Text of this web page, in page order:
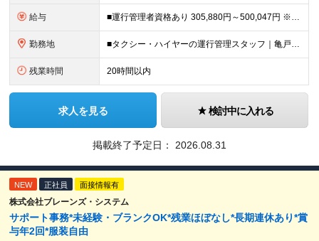
給与 ■運行管理者資格あり 305,880円～500,047円 ※能力、経験考慮します。 ※残業代は別途支給いたします。 ■未経験・運行管理資格なし 265,982円～433,551円 ※能力、経験考慮し
勤務地 ■タクシー・ハイヤーの運行管理スタッフ｜亀戸 東京都 江東区 亀戸7-24-1 ■タクシー・ハイヤーの運行管理スタッフ｜船堀 東京都 江戸川区 船堀5丁目12-15 ■タクシー・ハイヤーの運行管理
残業時間 20時間以内
求人を見る 検討中に入れる
掲載終了予定日： 2026.08.31
NEW 正社員 面接情報有
株式会社ブレーンズ・システム
サポート事務*未経験・ブランクOK*残業ほぼなし*長期連休あり*賞
与年2回*服装自由